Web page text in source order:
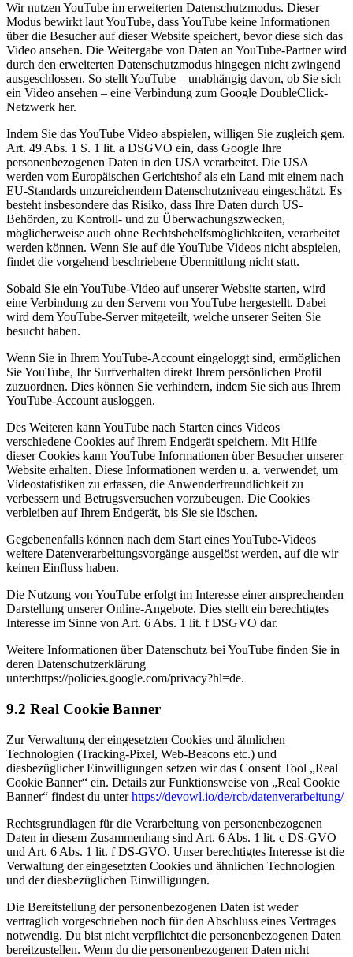
Wir nutzen YouTube im erweiterten Datenschutzmodus. Dieser
Modus bewirkt laut YouTube, dass YouTube keine Informationen
über die Besucher auf dieser Website speichert, bevor diese sich das
Video ansehen. Die Weitergabe von Daten an YouTube-Partner wird
durch den erweiterten Datenschutzmodus hingegen nicht zwingend
ausgeschlossen. So stellt YouTube – unabhängig davon, ob Sie sich
ein Video ansehen – eine Verbindung zum Google DoubleClick-
Netzwerk her.
Indem Sie das YouTube Video abspielen, willigen Sie zugleich gem.
Art. 49 Abs. 1 S. 1 lit. a DSGVO ein, dass Google Ihre
personenbezogenen Daten in den USA verarbeitet. Die USA
werden vom Europäischen Gerichtshof als ein Land mit einem nach
EU-Standards unzureichendem Datenschutzniveau eingeschätzt. Es
besteht insbesondere das Risiko, dass Ihre Daten durch US-
Behörden, zu Kontroll- und zu Überwachungszwecken,
möglicherweise auch ohne Rechtsbehelfsmöglichkeiten, verarbeitet
werden können. Wenn Sie auf die YouTube Videos nicht abspielen,
findet die vorgehend beschriebene Übermittlung nicht statt.
Sobald Sie ein YouTube-Video auf unserer Website starten, wird
eine Verbindung zu den Servern von YouTube hergestellt. Dabei
wird dem YouTube-Server mitgeteilt, welche unserer Seiten Sie
besucht haben.
Wenn Sie in Ihrem YouTube-Account eingeloggt sind, ermöglichen
Sie YouTube, Ihr Surfverhalten direkt Ihrem persönlichen Profil
zuzuordnen. Dies können Sie verhindern, indem Sie sich aus Ihrem
YouTube-Account ausloggen.
Des Weiteren kann YouTube nach Starten eines Videos
verschiedene Cookies auf Ihrem Endgerät speichern. Mit Hilfe
dieser Cookies kann YouTube Informationen über Besucher unserer
Website erhalten. Diese Informationen werden u. a. verwendet, um
Videostatistiken zu erfassen, die Anwenderfreundlichkeit zu
verbessern und Betrugsversuchen vorzubeugen. Die Cookies
verbleiben auf Ihrem Endgerät, bis Sie sie löschen.
Gegebenenfalls können nach dem Start eines YouTube-Videos
weitere Datenverarbeitungsvorgänge ausgelöst werden, auf die wir
keinen Einfluss haben.
Die Nutzung von YouTube erfolgt im Interesse einer ansprechenden
Darstellung unserer Online-Angebote. Dies stellt ein berechtigtes
Interesse im Sinne von Art. 6 Abs. 1 lit. f DSGVO dar.
Weitere Informationen über Datenschutz bei YouTube finden Sie in
deren Datenschutzerklärung
unter:https://policies.google.com/privacy?hl=de.
9.2 Real Cookie Banner
Zur Verwaltung der eingesetzten Cookies und ähnlichen
Technologien (Tracking-Pixel, Web-Beacons etc.) und
diesbezüglicher Einwilligungen setzen wir das Consent Tool „Real
Cookie Banner“ ein. Details zur Funktionsweise von „Real Cookie
Banner“ findest du unterhttps://devowl.io/de/rcb/datenverarbeitung/
Rechtsgrundlagen für die Verarbeitung von personenbezogenen
Daten in diesem Zusammenhang sind Art. 6 Abs. 1 lit. c DS-GVO
und Art. 6 Abs. 1 lit. f DS-GVO. Unser berechtigtes Interesse ist die
Verwaltung der eingesetzten Cookies und ähnlichen Technologien
und der diesbezüglichen Einwilligungen.
Die Bereitstellung der personenbezogenen Daten ist weder
vertraglich vorgeschrieben noch für den Abschluss eines Vertrages
notwendig. Du bist nicht verpflichtet die personenbezogenen Daten
bereitzustellen. Wenn du die personenbezogenen Daten nicht